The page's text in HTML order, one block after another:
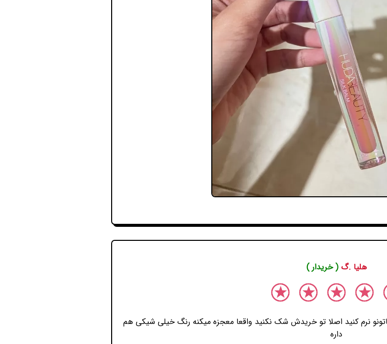
هلیا .گ( خریدار )
نرم کنید اصلا تو خریدش شک نکنید واقعا معجزه میکنه رنگ خیلی شیکی هم
داره